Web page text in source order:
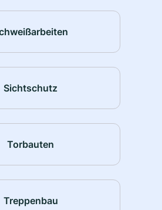
Sichtschutz
Torbauten
Treppenbau